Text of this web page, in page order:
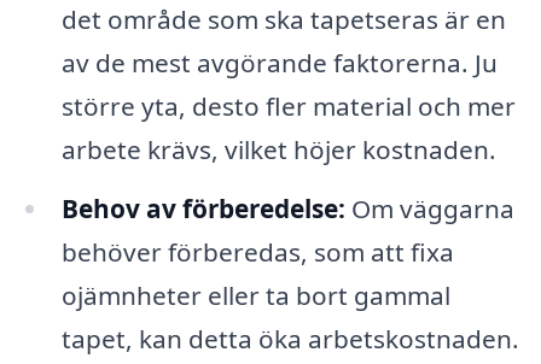
det område som ska tapetseras är en
av de mest avgörande faktorerna. Ju
större yta, desto fler material och mer
arbete krävs, vilket höjer kostnaden.
Behov av förberedelse: Om väggarna
behöver förberedas, som att fixa
ojämnheter eller ta bort gammal
tapet, kan detta öka arbetskostnaden.